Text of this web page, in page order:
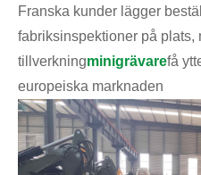
Franska kunder lägger
fabriksinspektioner på plats,
tillverkningminigrävarefå
europeiska marknaden